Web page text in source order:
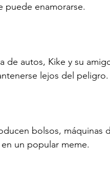
puede enamorarse.
de autos, Kike y su
lejos del peligro.
bolsos, máquinas
un popular meme.